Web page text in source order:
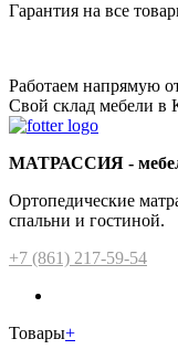
Гарантия на все
Работаем напрямую
Свой склад мебели в
МАТРАССИЯ -
Ортопедические
спальни и гостиной.
+7 (861) 217-59-54
Товары+